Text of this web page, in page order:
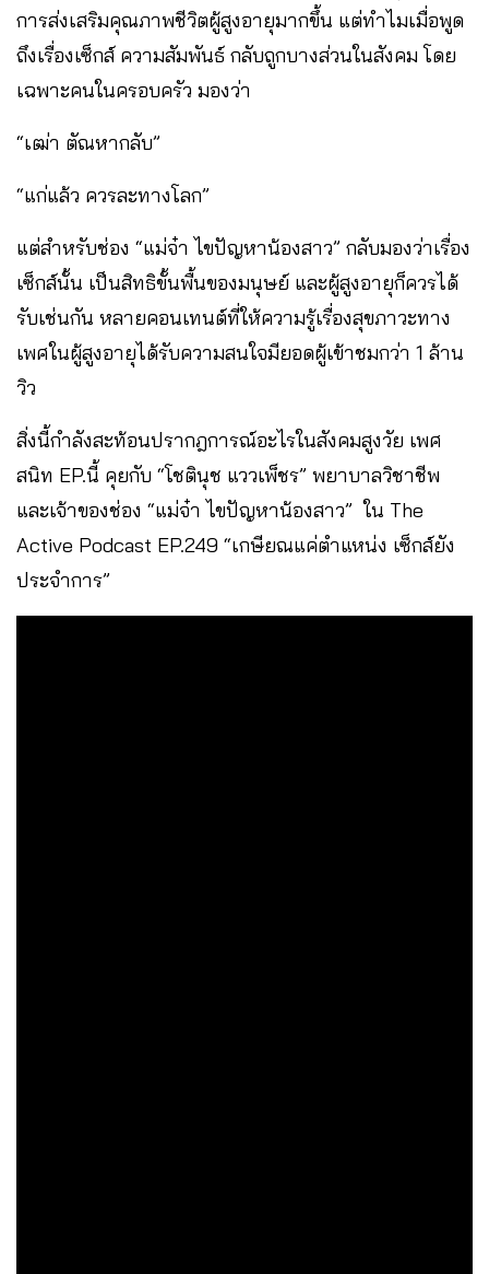
การส่งเสริมคุณภาพชีวิตผู้สูงอายุมากขึ้น แต่ทำไมเมื่อพูด
ถึงเรื่องเซ็กส์ ความสัมพันธ์ กลับถูกบางส่วนในสังคม โดย
เฉพาะคนในครอบครัว มองว่า
“เฒ่า ตัณหากลับ”
“แก่แล้ว ควรละทางโลก”
แต่สำหรับช่อง “แม่จ๋า ไขปัญหาน้องสาว” กลับมองว่าเรื่อง
เซ็กส์นั้น เป็นสิทธิขั้นพื้นของมนุษย์ และผู้สูงอายุก็ควรได้
รับเช่นกัน หลายคอนเทนต์ที่ให้ความรู้เรื่องสุขภาวะทาง
เพศในผู้สูงอายุได้รับความสนใจมียอดผู้เข้าชมกว่า 1 ล้าน
วิว
สิ่งนี้กำลังสะท้อนปรากฎการณ์อะไรในสังคมสูงวัย เพศ
สนิท EP.นี้ คุยกับ “โชตินุช แววเพ็ชร” พยาบาลวิชาชีพ
และเจ้าของช่อง “แม่จ๋า ไขปัญหาน้องสาว” ใน The
Active Podcast EP.249 “เกษียณแค่ตำแหน่ง เซ็กส์ยัง
ประจำการ”